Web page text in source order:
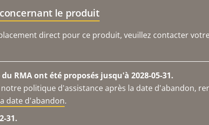
le produit
direct pour ce produit, veuillez contacter
RMA ont été proposés jusqu'à 2028-05-31.
politique d'assistance après la date d'abandon,
date d'abandon.
31.